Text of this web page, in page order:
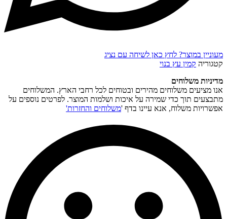
מעוניין במוצר? לחץ כאן לשיחה עם נציג
קטגוריה קמין עץ בנוי
מדיניות משלוחים
אנו מציעים משלוחים מהירים ובטוחים לכל רחבי הארץ. המשלוחים
מתבצעים תוך כדי שמירה על איכות ושלמות המוצר. לפרטים נוספים על
אפשרויות משלוח, אנא עיינו בדף 'משלוחים והחזרות'